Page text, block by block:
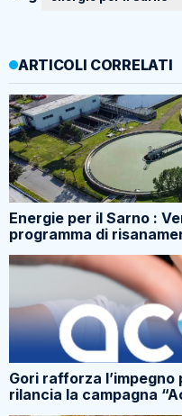
ARTICOLI CORRELATI
Energie per il Sarno :
programma di
Gori rafforza
rilancia la campagna